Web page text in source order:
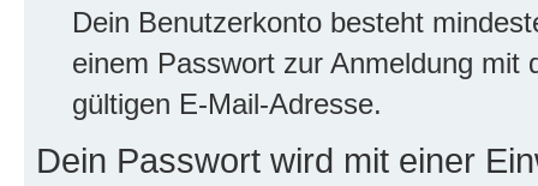
Dein Benutzerkonto besteht
einem Passwort zur Anmeldung mit
gültigen E-Mail-Adresse.
Dein Passwort wird mit einer